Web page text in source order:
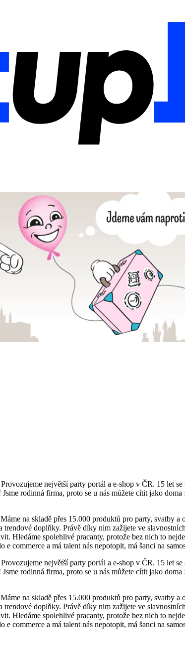
největší party portál a e-shop v ČR. 15 let
rodinná firma, proto se u nás můžete cítit jako
na skladě přes 15.000 produktů pro party, svatby a
doplňky. Právě díky nim zažijete ve
Hledáme spolehlivé pracanty, protože bez nich to
a má talent nás nepotopit, má šanci na
největší party portál a e-shop v ČR. 15 let
rodinná firma, proto se u nás můžete cítit jako
na skladě přes 15.000 produktů pro party, svatby a
doplňky. Právě díky nim zažijete ve
Hledáme spolehlivé pracanty, protože bez nich to
a má talent nás nepotopit, má šanci na